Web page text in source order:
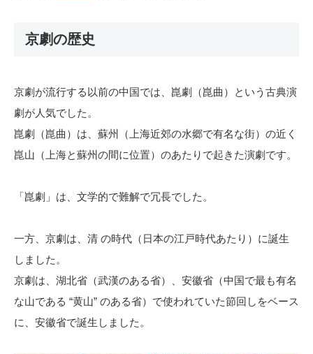
京劇の歴史
京劇が流行する以前の中国では、崑劇（崑曲）という古典演
劇が人気でした。
崑劇（崑曲）は、蘇州（上海近郊の水郷で有名な街）の近く
崑山（上海と蘇州の間に位置）のあたりで起きた演劇です。
「崑劇」は、文学的で難解で冗長でした。
一方、京劇は、清 の時代（日本の江戸時代あたり）に誕生
しました。
京劇は、湖北省（武漢のある省）、安徽省（中国で最も有名
な山である “黄山” のある省）で使われていた節回しをベース
に、安徽省で誕生しました。